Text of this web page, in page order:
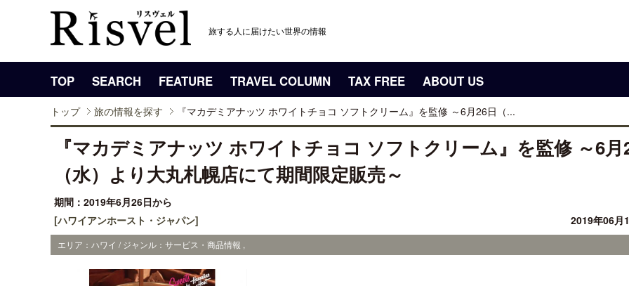
旅する人に届けたい世界の情報
TOP SEARCH FEATURE TRAVEL COLUMN TAX FREE ABOUT US
トップ 旅の情報を探す 『マカデミアナッツ ホワイトチョコ ソフトクリーム』を監修 ～6月26日（...
『マカデミアナッツ ホワイトチョコ ソフトクリーム』を監修 ～6月
（水）より大丸札幌店にて期間限定販売～
期間：2019年6月26日から
[ハワイアンホースト・ジャパン]
2019年06月
エリア：ハワイ / ジャンル：サービス・商品情報 ,